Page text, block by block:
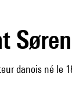
danois né le